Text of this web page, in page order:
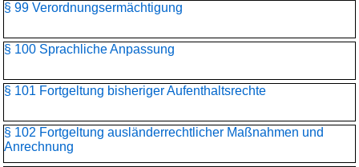
§ 99 Verordnungsermächtigung
§ 100 Sprachliche Anpassung
§ 101 Fortgeltung bisheriger Aufenthaltsrechte
§ 102 Fortgeltung ausländerrechtlicher Maßnahmen und
Anrechnung